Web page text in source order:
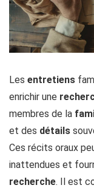
Les entretiens
enrichir une
membres de la
et des détails
Ces récits oraux
inattendues et
recherche. Il est